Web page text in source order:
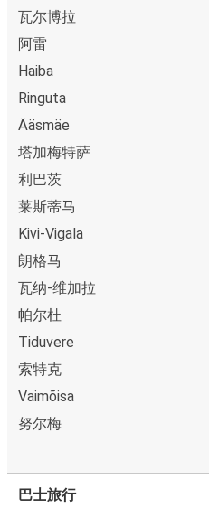
瓦尔博拉
阿雷
Haiba
Ringuta
Ääsmäe
塔加梅特萨
利巴茨
莱斯蒂马
Kivi-Vigala
朗格马
瓦纳-维加拉
帕尔杜
Tiduvere
索特克
Vaimõisa
努尔梅
巴士旅行